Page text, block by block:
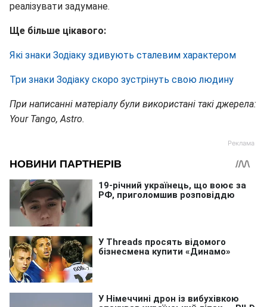
реалізувати задумане.
Ще більше цікавого:
Які знаки Зодіаку здивують сталевим характером
Три знаки Зодіаку скоро зустрінуть свою людину
При написанні матеріалу були використані такі джерела:
Your Tango, Astro.